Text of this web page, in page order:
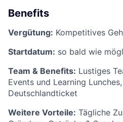
Benefits
Vergütung: Kompetitives
Startdatum: so bald wie
Team & Benefits: Lustiges
Events und Learning
Deutschlandticket
Weitere Vorteile: Tägliche